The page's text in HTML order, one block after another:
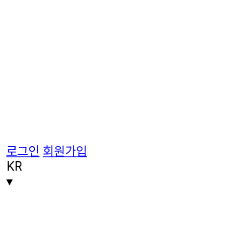
로그인 회원가입
KR
▾